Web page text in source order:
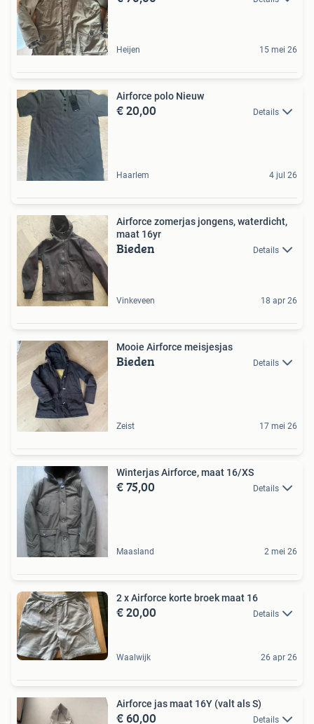
Heijen 15 mei 26
Airforce polo Nieuw
€ 20,00 Details
Haarlem 4 jul 26
Airforce zomerjas jongens, waterdicht,
maat 16yr
Bieden Details
Vinkeveen 18 apr 26
Mooie Airforce meisjesjas
Bieden Details
Zeist 17 mei 26
Winterjas Airforce, maat 16/XS
€ 75,00 Details
Maasland 2 mei 26
2 x Airforce korte broek maat 16
€ 20,00 Details
Waalwijk 26 apr 26
Airforce jas maat 16Y (valt als S)
€ 60,00 Details